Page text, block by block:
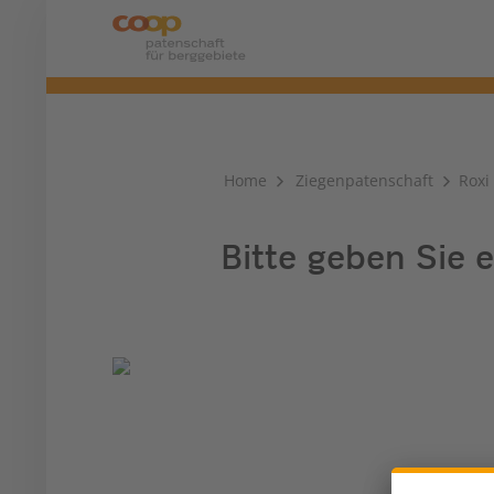
Home Ziegenpatenschaft Roxi
Bitte geben Sie